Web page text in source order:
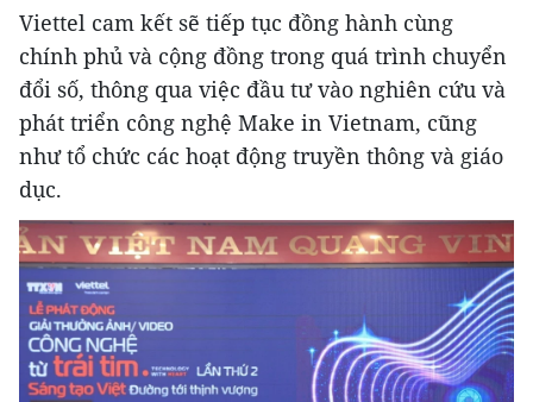
Viettel cam kết sẽ tiếp tục đồng hành cùng
chính phủ và cộng đồng trong quá trình chuyển
đổi số, thông qua việc đầu tư vào nghiên cứu và
phát triển công nghệ Make in Vietnam, cũng
như tổ chức các hoạt động truyền thông và giáo
dục.